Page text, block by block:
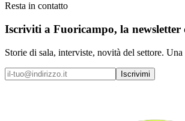
Resta in contatto
Iscriviti a Fuoricampo, la
Storie di sala, interviste, novità del settore.
Iscrivimi